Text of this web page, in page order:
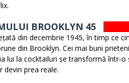
BROOKLYN 45
din decembrie 1945, în timp ce
din Brooklyn. Cei mai buni
lui la cocktailuri se transformă într-
prea reale.